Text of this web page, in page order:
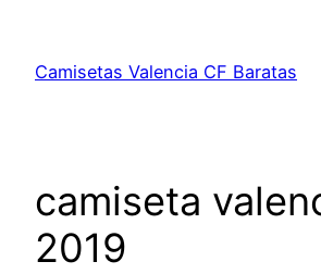
contenido
Camisetas Valencia CF Baratas
camiseta
2019